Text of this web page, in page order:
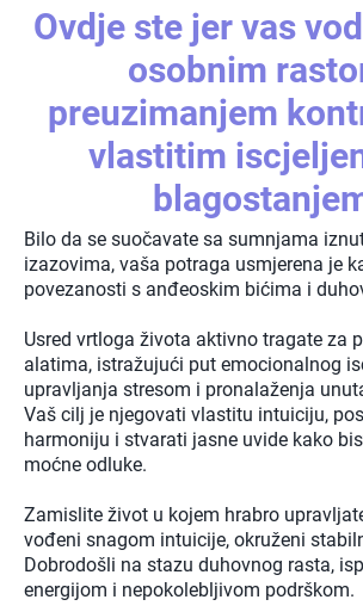
Ovdje ste jer vas
osobnim
preuzimanjem
vlastitim
Bilo da se suočavate sa sumnjama
izazovima, vaša potraga usmjerena je
povezanosti s anđeoskim bićima i
Usred vrtloga života aktivno tragate za
alatima, istražujući put emocionalnog
upravljanja stresom i pronalaženja
Vaš cilj je njegovati vlastitu intuiciju,
harmoniju i stvarati jasne uvide kako
moćne odluke.
Zamislite život u kojem hrabro
vođeni snagom intuicije, okruženi
Dobrodošli na stazu duhovnog rasta,
energijom i nepokolebljivom podrškom.